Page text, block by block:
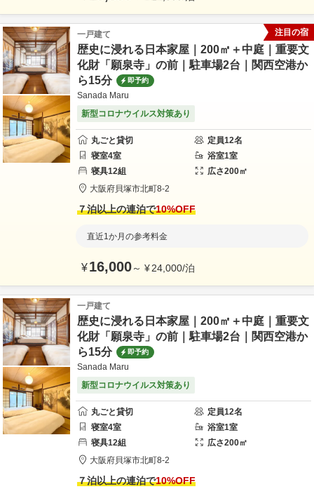
一戸建て
歴史に浸れる日本家屋｜200㎡＋中庭｜重要文
化財「願泉寺」の前｜駐車場2台｜関西空港か
ら15分
即予約
Sanada Maru
新型コロナウイルス対策あり
丸ごと貸切 定員12名
寝室4室 浴室1室
寝具12組 広さ200㎡
大阪府貝塚市北町8-2
７泊以上の連泊で10%OFF
直近1か月の参考料金
¥16,000～ ¥24,000/泊
注目の宿
一戸建て
歴史に浸れる日本家屋｜200㎡＋中庭｜重要文
化財「願泉寺」の前｜駐車場2台｜関西空港か
ら15分
即予約
Sanada Maru
新型コロナウイルス対策あり
丸ごと貸切 定員12名
寝室4室 浴室1室
寝具12組 広さ200㎡
大阪府貝塚市北町8-2
７泊以上の連泊で10%OFF